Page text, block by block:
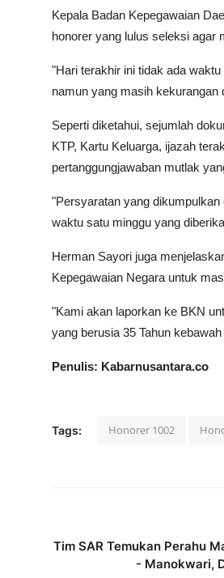
Kepala Badan Kepegawaian
honorer yang lulus seleksi agar
"Hari terakhir ini tidak ada
namun yang masih kekurangan
Seperti diketahui, sejumlah
KTP, Kartu Keluarga, ijazah
pertanggungjawaban mutlak
"Persyaratan yang
waktu satu minggu yang
Herman Sayori juga
Kepegawaian Negara untuk
"Kami akan laporkan ke BKN
yang berusia 35 Tahun
Penulis: Kabarnusantara.co
Tags: Honorer 1002
Tim SAR Temukan Perahu
- Manokwari,